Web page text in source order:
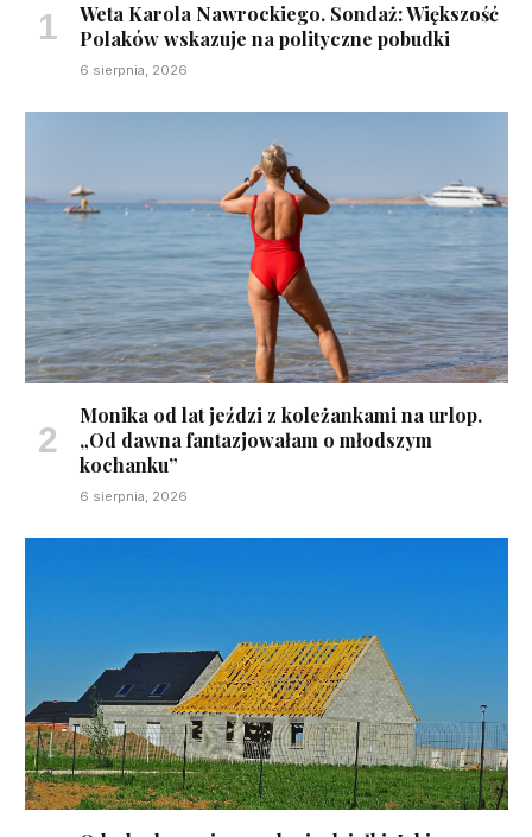
Weta Karola Nawrockiego. Sondaż: Większość
Polaków wskazuje na polityczne pobudki
6 sierpnia, 2026
Monika od lat jeździ z koleżankami na urlop.
„Od dawna fantazjowałam o młodszym
kochanku”
6 sierpnia, 2026